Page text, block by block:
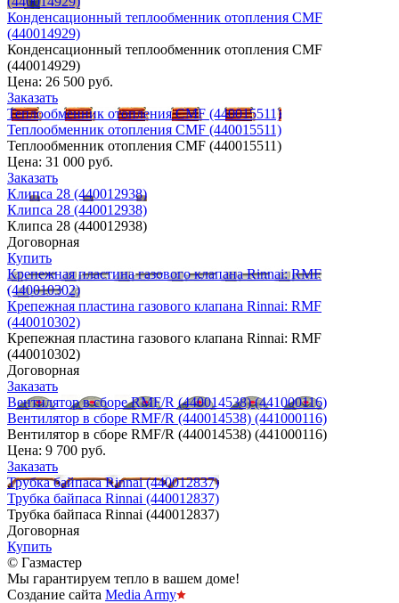
Конденсационный теплообменник отопления CMF
(440014929)
Конденсационный теплообменник отопления CMF
(440014929)
Цена: 26 500 руб.
Заказать
Теплообменник отопления CMF (440015511)
Теплообменник отопления CMF (440015511)
Теплообменник отопления CMF (440015511)
Цена: 31 000 руб.
Заказать
Клипса 28 (440012938)
Клипса 28 (440012938)
Клипса 28 (440012938)
Договорная
Купить
Крепежная пластина газового клапана Rinnai: RMF
(440010302)
Крепежная пластина газового клапана Rinnai: RMF
(440010302)
Крепежная пластина газового клапана Rinnai: RMF
(440010302)
Договорная
Заказать
Вентилятор в сборе RMF/R (440014538) (441000116)
Вентилятор в сборе RMF/R (440014538) (441000116)
Вентилятор в сборе RMF/R (440014538) (441000116)
Цена: 9 700 руб.
Заказать
Трубка байпаса Rinnai (440012837)
Трубка байпаса Rinnai (440012837)
Трубка байпаса Rinnai (440012837)
Договорная
Купить
© Газмастер
Мы гарантируем тепло в вашем доме!
Создание сайта Media Army